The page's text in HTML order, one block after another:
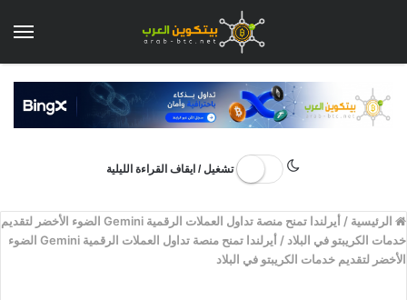
تشغيل / ايقاف القراءة الليلية
الرئيسية /
أيرلندا تمنح منصة تداول العملات الرقمية Gemini الضوء الأخضر لتقديم
خدمات الكريبتو في البلاد /
أيرلندا تمنح منصة تداول العملات الرقمية Gemini الضوء
الأخضر لتقديم خدمات الكريبتو في البلاد